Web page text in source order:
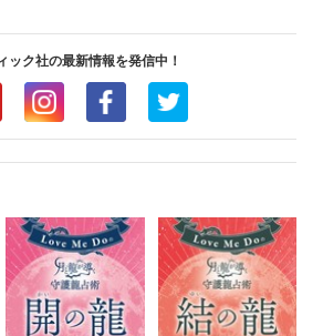
ック社の最新情報を発信中！